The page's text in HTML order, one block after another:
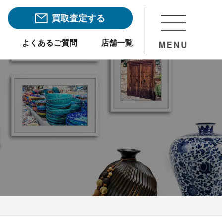
買取査定する
よくあるご質問 店舗一覧 MENU